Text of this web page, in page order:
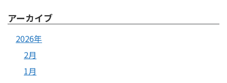
アーカイブ
2026年
2月
1月